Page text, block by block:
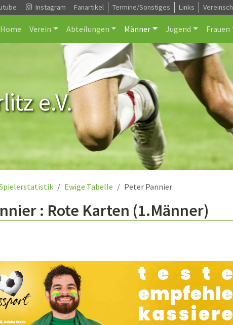
Instagram Fanartikel Termine/Sonstiges Links
Home Verein Abteilungen Männer Jugend Frauen
e.V.
Ewige Tabelle Peter Pannier
: Rote Karten (1.Männer)